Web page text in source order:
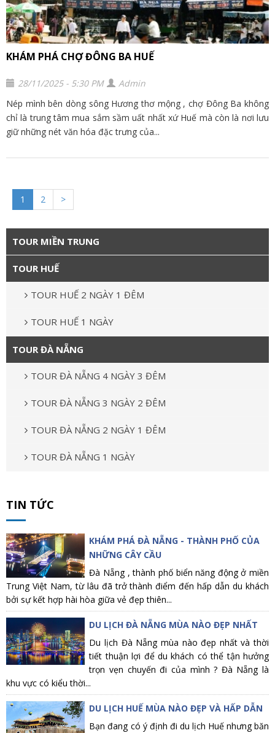
KHÁM PHÁ CHỢ ĐÔNG BA HUẾ
28/11/2025 - 5:30 PM
Admin
Nép mình bên dòng sông Hương thơ mộng , chợ Đông Ba không
chỉ là trung tâm mua sắm sầm uất nhất xứ Huế mà còn là nơi lưu
giữ những nét văn hóa đặc trưng của...
1 2 >
TOUR MIỀN TRUNG
TOUR HUẾ
TOUR HUẾ 2 NGÀY 1 ĐÊM
TOUR HUẾ 1 NGÀY
TOUR ĐÀ NẴNG
TOUR ĐÀ NẴNG 4 NGÀY 3 ĐÊM
TOUR ĐÀ NẴNG 3 NGÀY 2 ĐÊM
TOUR ĐÀ NẴNG 2 NGÀY 1 ĐÊM
TOUR ĐÀ NẴNG 1 NGÀY
TIN TỨC
KHÁM PHÁ ĐÀ NẴNG - THÀNH PHỐ CỦA
NHỮNG CÂY CẦU
Đà Nẵng , thành phố biển năng động ở miền
Trung Việt Nam, từ lâu đã trở thành điểm đến hấp dẫn du khách
bởi sự kết hợp hài hòa giữa vẻ đẹp thiên...
DU LỊCH ĐÀ NẴNG MÙA NÀO ĐẸP NHẤT
Du lịch Đà Nẵng mùa nào đẹp nhất và thời
tiết thuận lợi để du khách có thể tận hưởng
trọn vẹn chuyến đi của mình ? Đà Nẵng là
khu vực có kiểu thời...
DU LỊCH HUẾ MÙA NÀO ĐẸP VÀ HẤP DẪN
Bạn đang có ý định đi du lịch Huế nhưng băn